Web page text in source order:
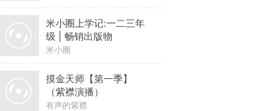
米小圈上学记:一二三年
级 | 畅销出版物
米小圈
摸金天师【第一季】
（紫襟演播）
有声的紫襟